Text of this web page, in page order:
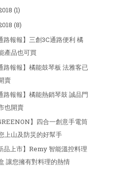
(1)
(8)
路報報】三創3C通路便利 橘
產品也可買
路報報】橘能鼓琴板 法雅客已
賣
路報報】橘能熱銷琴鼓 誠品門
也開賣
】四合一創意手電筒
上山及防災的好幫手
品上市】Remy 智能溫控料理
讓您擁有對料理的熱情